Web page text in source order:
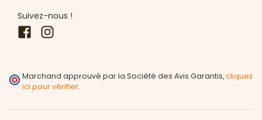
Suivez-nous !
Facebook
Marchand approuvé par la Société des Avis Garantis,cliquez
ici pour vérifier.